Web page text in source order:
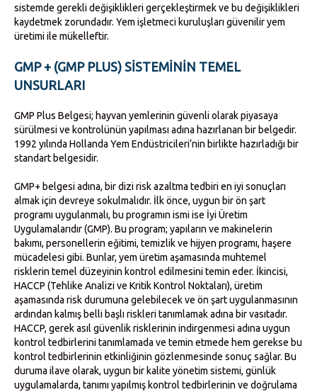
sistemde gerekli değişiklikleri gerçekleştirmek ve bu değişiklikleri
kaydetmek zorundadır. Yem işletmeci kuruluşları güvenilir yem
üretimi ile mükelleftir.
GMP + (GMP PLUS) SISTEMININ TEMEL
UNSURLARI
GMP Plus Belgesi; hayvan yemlerinin güvenli olarak piyasaya
sürülmesi ve kontrolünün yapılması adına hazırlanan bir belgedir.
1992 yılında Hollanda Yem Endüstricileri‘nin birlikte hazırladığı bir
standart belgesidir.
GMP+ belgesi adına, bir dizi risk azaltma tedbiri en iyi sonuçları
almak için devreye sokulmalıdır. İlk önce, uygun bir ön şart
programı uygulanmalı, bu programın ismi ise İyi Üretim
Uygulamalarıdır (GMP). Bu program; yapıların ve makinelerin
bakımı, personellerin eğitimi, temizlik ve hijyen programı, haşere
mücadelesi gibi. Bunlar, yem üretim aşamasında muhtemel
risklerin temel düzeyinin kontrol edilmesini temin eder. İkincisi,
HACCP (Tehlike Analizi ve Kritik Kontrol Noktaları), üretim
aşamasında risk durumuna gelebilecek ve ön şart uygulanmasının
ardından kalmış belli başlı riskleri tanımlamak adına bir vasıtadır.
HACCP, gerek asıl güvenlik risklerinin indirgenmesi adına uygun
kontrol tedbirlerini tanımlamada ve temin etmede hem gerekse bu
kontrol tedbirlerinin etkinliğinin gözlenmesinde sonuç sağlar. Bu
duruma ilave olarak, uygun bir kalite yönetim sistemi, günlük
uygulamalarda, tanımı yapılmış kontrol tedbirlerinin ve doğrulama